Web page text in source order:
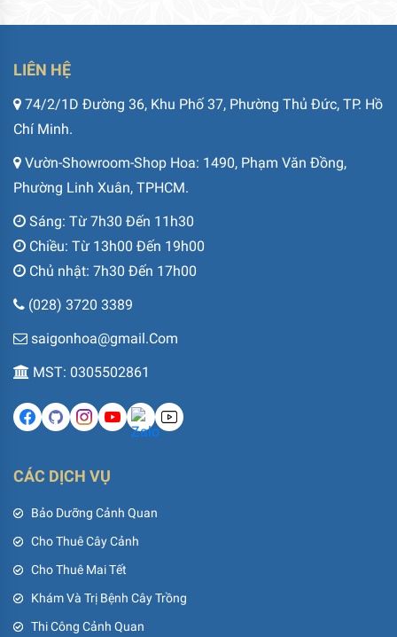
LIÊN HỆ
74/2/1D Đường 36, Khu Phố 37, Phường Thủ Đức, TP. Hồ
Chí Minh.
Vườn-Showroom-Shop Hoa: 1490, Phạm Văn Đồng,
Phường Linh Xuân, TPHCM.
Sáng: Từ 7h30 Đến 11h30
Chiều: Từ 13h00 Đến 19h00
Chủ nhật: 7h30 Đến 17h00
(028) 3720 3389
saigonhoa@gmail.Com
MST: 0305502861
CÁC DỊCH VỤ
Bảo Dưỡng Cảnh Quan
Cho Thuê Cây Cảnh
Cho Thuê Mai Tết
Khám Và Trị Bệnh Cây Trồng
Thi Công Cảnh Quan